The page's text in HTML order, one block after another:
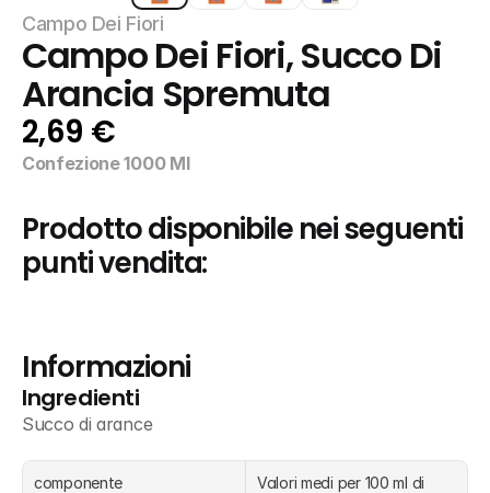
Campo Dei Fiori
Campo Dei Fiori, Succo Di
Arancia Spremuta
2,69 €
Confezione 1000 Ml
Prodotto disponibile nei seguenti
punti vendita:
Informazioni
Ingredienti
Succo di arance
componente
Valori medi per 100 ml di